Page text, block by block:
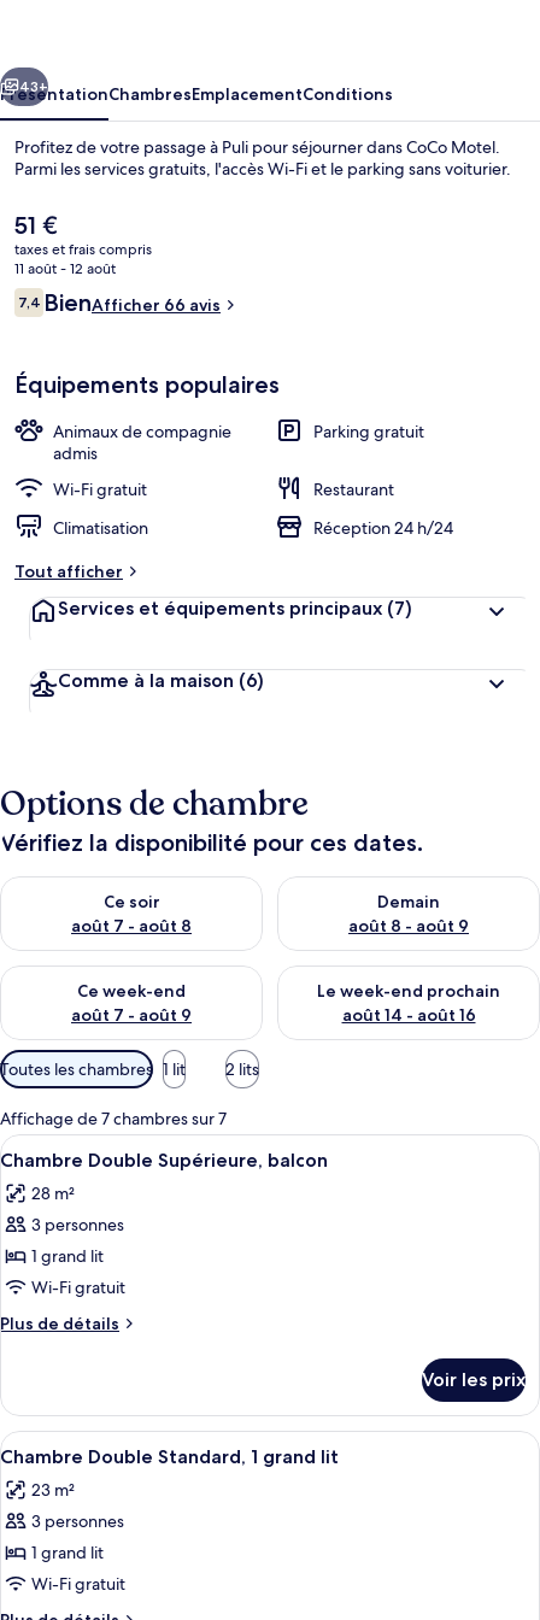
Suivant
43+
PrésentationChambresEmplacementConditions
Profitez de votre passage à Puli pour séjourner dans CoCo Motel.
Parmi les services gratuits, l'accès Wi-Fi et le parking sans voiturier.
Le
prix
actuel
est
de
51 €
taxes et frais compris
11 août - 12 août
Avis
voyageurs
7,47,4 sur 10
BienAfficher 66 avis
Équipements populaires
Animaux de compagnie
admis
Parking gratuit
Wi-Fi gratuit
Restaurant
Climatisation
Réception 24 h/24
Tout afficher
Services et équipements principaux (7)
Comme à la maison (6)
Options de chambre
Vérifiez la disponibilité pour ces dates.
Ce soir
août 7 - août 8
Vérifier la disponibilité pour ce soir août 7 - août 8
Demain
août 8 - août 9
Vérifier la disponibilité pour
Ce week-end
août 7 - août 9
Vérifier la disponibilité pour ce week-end août 7 - août 9
Le week-end prochain
août 14 - août 16
Vérifier la disponibilité pour
Filtres
disponibles
pour
les
chambres
Toutes les chambres 1 lit 2 lits
Affichage de 7 chambres sur 7
Afficher
toutes
les
photos
pour
ce
type
de
Chambre
Double
Supérieure,
balcon
Une chambre d’hôtel avec un
4
Chambre Double Supérieure, balcon
28 m²
3 personnes
1 grand lit
Wi-Fi gratuit
Plus de détails
Plus
le
type
de
Chambre
Double
balcon
Voir les prix
Afficher
toutes
les
photos
pour
ce
type
Une chambre avec un lit, une
4
Chambre Double Standard, 1 grand lit
23 m²
3 personnes
1 grand lit
Wi-Fi gratuit